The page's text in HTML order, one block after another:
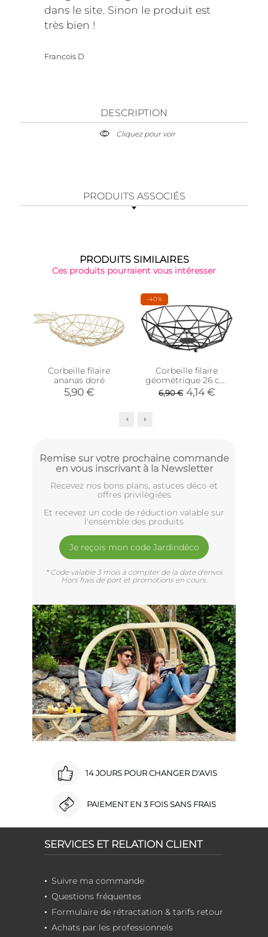
dans le site. Sinon le produit est
très bien !
Francois D
DESCRIPTION
Cliquez pour voir
PRODUITS ASSOCIÉS
PRODUITS SIMILAIRES
Ces produits pourraient vous intéresser
Corbeille filaire
ananas doré
5,90 €
-40%
Corbeille filaire
géométrique 26 cm
(Noir)
6,90 € 4,14 €
Remise sur votre prochaine commande
en vous inscrivant à la Newsletter
Recevez nos bons plans, astuces déco et
offres privilègiées
Et recevez un code de réduction valable sur
l'ensemble des produits
Je reçois mon code Jardindéco
* Code valable 3 mois à compter de la date d'envoi.
Hors frais de port et promotions en cours.
14 JOURS POUR CHANGER D'AVIS
PAIEMENT EN 3 FOIS SANS FRAIS
SERVICES ET RELATION CLIENT
Suivre ma commande
Questions fréquentes
Formulaire de rétractation & tarifs retour
Achats par les professionnels